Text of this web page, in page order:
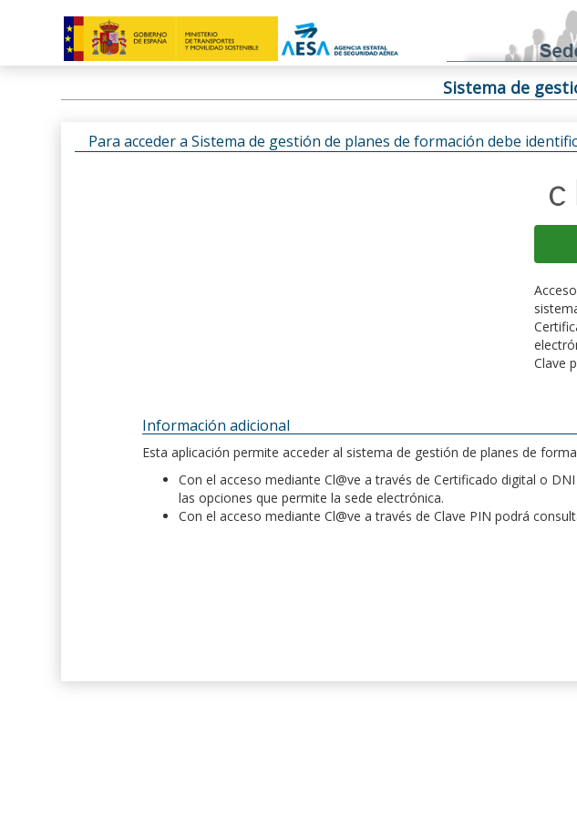
Sistema de
Para acceder a Sistema de gestión de planes de formación debe
Clave
Información adicional
Esta aplicación permite acceder al sistema de gestión de planes de
Con el acceso mediante Cl@ve a través de Certificado digital o
las opciones que permite la sede electrónica.
Con el acceso mediante Cl@ve a través de Clave PIN podrá